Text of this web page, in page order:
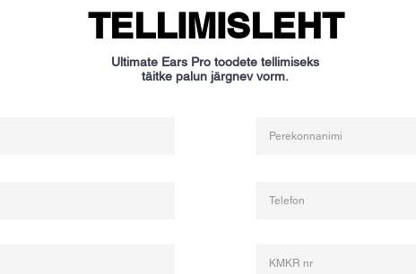
TELLIMISLEHT
Ultimate Ears Pro toodete tellimiseks
täitke palun järgnev vorm.